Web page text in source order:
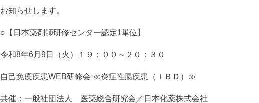
お知らせします。
○【日本薬剤師研修センター認定1単位】
令和8年6月9日（火）１９：００～２０：３０
自己免疫疾患WEB研修会 ≪炎症性腸疾患（ＩＢＤ）≫
共催：一般社団法人 医薬総合研究会／日本化薬株式会社